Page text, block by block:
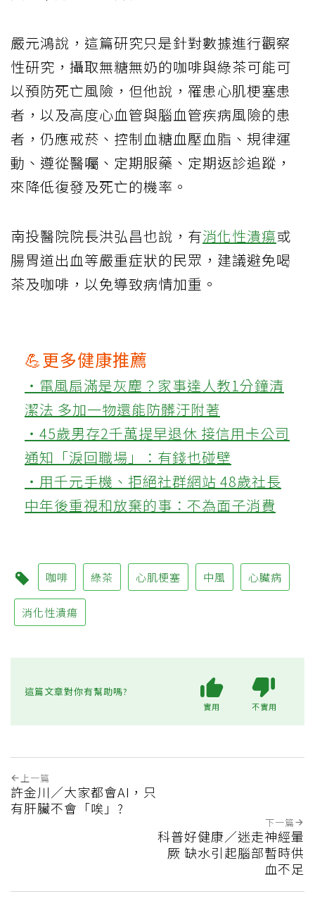
嚴元鴻說，這篇研究只是針對數據進行觀察
性研究，攝取無糖無奶的咖啡與綠茶可能可
以預防死亡風險，但他說，罹患心肌梗塞患
者，以及高度心血管與腦血管疾病風險的患
者，仍應戒菸、控制血糖血壓血脂、規律運
動、遵從醫囑、定期服藥、定期返診追蹤，
來降低復發及死亡的機率。
南投醫院院長洪弘昌也說，有消化性潰瘍或
腸胃道出血等嚴重症狀的民眾，建議避免喝
茶及咖啡，以免導致病情加重。
💪更多健康推薦
‧電風扇滿是灰塵？家事達人教1分鐘清
潔法 多加一物還能防髒汙附著
‧45歲男存2千萬提早退休 接信用卡公司
通知「淚回職場」：有錢也碰壁
‧用千元手機、拒絕社群網站 48歲社長
中年後重視和放棄的事：不為面子消費
咖啡 綠茶 心肌梗塞 中風 心臟病
消化性潰瘍
這篇文章對你有幫助嗎?
實用 不實用
上一篇
許金川／大家都會AI，只
有肝臟不會「唉」?
下一篇
科普好健康／迷走神經暈
厥 缺水引起腦部暫時供
血不足